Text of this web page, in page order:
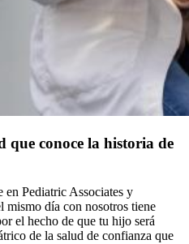
que conoce la historia de
en Pediatric Associates y
mismo día con nosotros tiene
el hecho de que tu hijo será
de la salud de confianza que